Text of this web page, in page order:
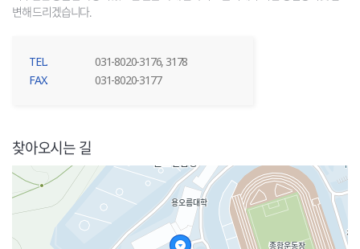
변해 드리겠습니다.
TEL.
031-8020-3176, 3178
FAX.
031-8020-3177
찾아오시는 길